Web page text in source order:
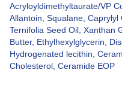
Acryloyldimethyltaurate/VP
Allantoin, Squalane,
Ternifolia Seed Oil, Xanthan
Butter, Ethylhexylglycerin,
Hydrogenated lecithin,
Cholesterol, Ceramide EOP